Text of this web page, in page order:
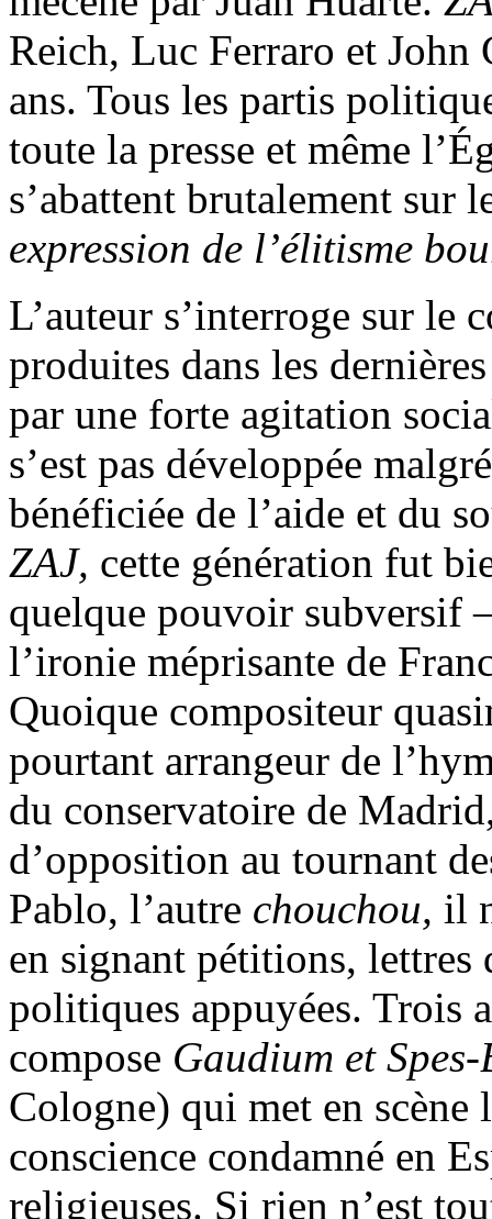
Reich, Luc Ferraro et John
ans. Tous les partis
toute la presse et même
s’abattent brutalement sur
expression de l’élitisme
L’auteur s’interroge sur le
produites dans les
par une forte agitation
s’est pas développée
bénéficiée de l’aide et du
ZAJ, cette génération fut
quelque pouvoir subversif
l’ironie méprisante de
Quoique compositeur
pourtant arrangeur de
du conservatoire de
d’opposition au tournant
Pablo, l’autre chouchou, il
en signant pétitions, lettres
politiques appuyées. Trois
compose Gaudium et
Cologne) qui met en scène
conscience condamné en
religieuses. Si rien n’est